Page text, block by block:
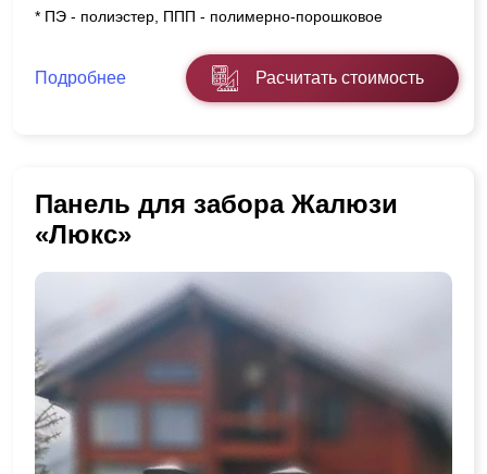
* ПЭ - полиэстер, ППП - полимерно-порошковое
Подробнее Расчитать стоимость
Панель для забора Жалюзи
«Люкс»